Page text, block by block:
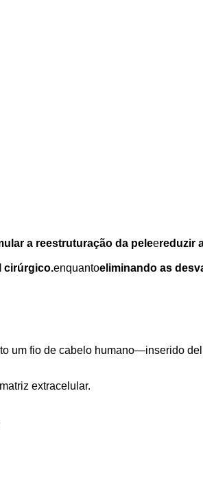
a reestruturação da peleereduzir
cirúrgico.enquantoeliminando as
um fio de cabelo humano—inserido
extracelular.